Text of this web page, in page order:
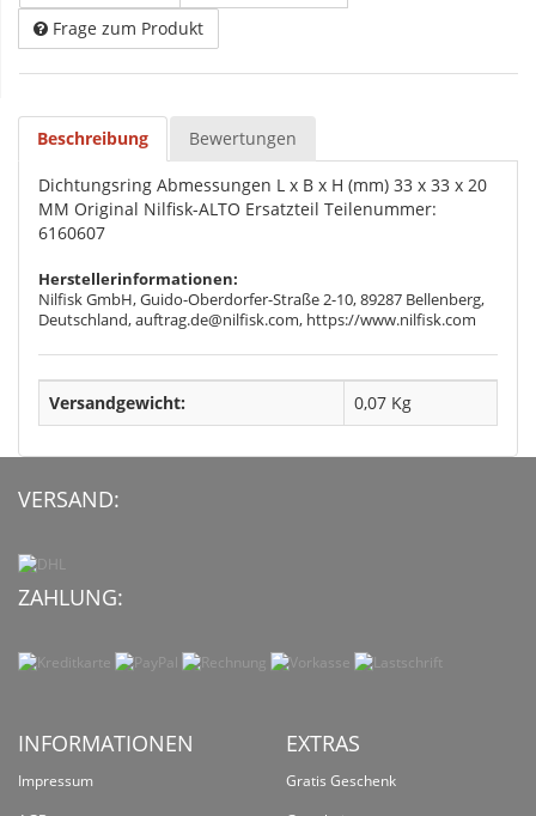
Frage zum Produkt
Beschreibung Bewertungen
Dichtungsring Abmessungen L x B x H (mm) 33 x 33 x 20
MM Original Nilfisk-ALTO Ersatzteil Teilenummer:
6160607
Herstellerinformationen:
Nilfisk GmbH, Guido-Oberdorfer-Straße 2-10, 89287 Bellenberg,
Deutschland, auftrag.de@nilfisk.com, https://www.nilfisk.com
Versandgewicht: 0,07 Kg
VERSAND:
ZAHLUNG:
INFORMATIONEN
Impressum
EXTRAS
Gratis Geschenk